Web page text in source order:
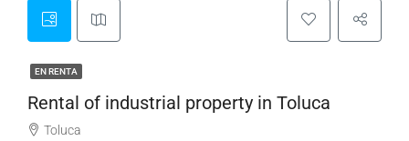
EN RENTA
Rental of industrial property in Toluca
Toluca